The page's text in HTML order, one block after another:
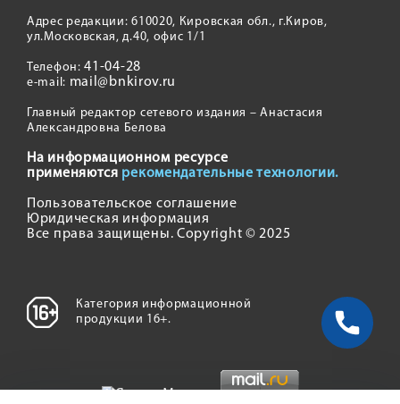
Адрес редакции: 610020, Кировская обл., г.Киров,
ул.Московская, д.40, офис 1/1
Телефон:41-04-28
e-mail: mail@bnkirov.ru
Главный редактор сетевого издания – Анастасия
Александровна Белова
На информационном ресурсе
применяются рекомендательные технологии.
Пользовательское соглашение
Юридическая информация
Все права защищены. Copyright © 2025
Категория информационной
продукции 16+.